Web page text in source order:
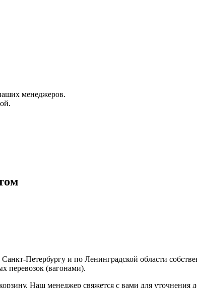
менеджеров.
Петербургу и по Ленинградской области
перевозок (вагонами).
Наш менеджер свяжется с вами для